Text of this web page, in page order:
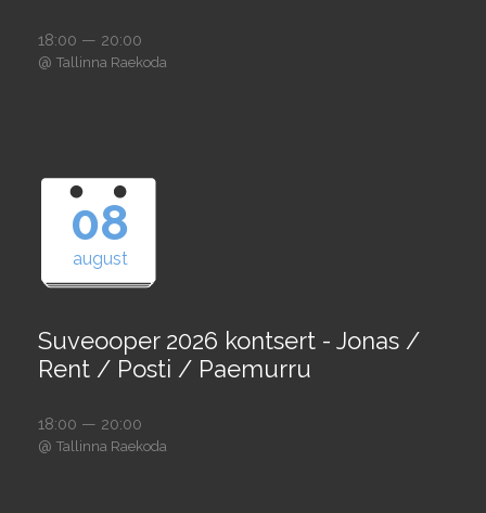
18:00 — 20:00
@ Tallinna Raekoda
08
august
Suveooper 2026 kontsert - Jonas /
Rent / Posti / Paemurru
18:00 — 20:00
@ Tallinna Raekoda